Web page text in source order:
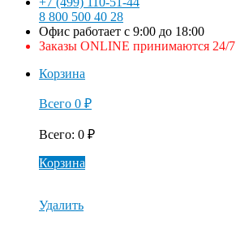
8 800 500 40 28
Офис работает с 9:00 до 18:00
Заказы ONLINE принимаются 24/7
Корзина
Всего 0 ₽
Всего: 0 ₽
Корзина
Удалить